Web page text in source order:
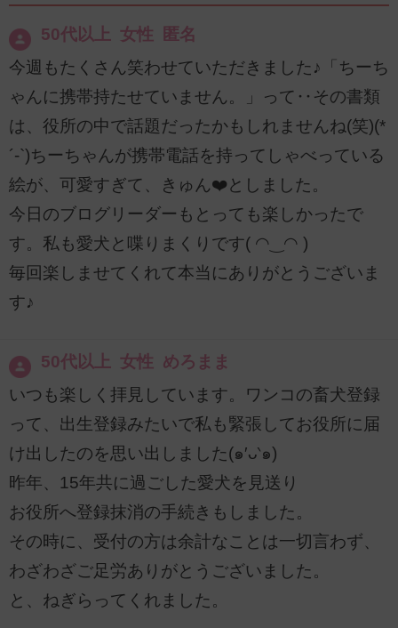
50代以上 女性 匿名
今週もたくさん笑わせていただきました♪「ちーち
ゃんに携帯持たせていません。」って‥その書類
は、役所の中で話題だったかもしれませんね(笑)(*
´-`)ちーちゃんが携帯電話を持ってしゃべっている
絵が、可愛すぎて、きゅん❤️としました。
今日のブログリーダーもとっても楽しかったで
す。私も愛犬と喋りまくりです( ◠‿◠ )
毎回楽しませてくれて本当にありがとうございま
す♪
50代以上 女性 めろまま
いつも楽しく拝見しています。ワンコの畜犬登録
って、出生登録みたいで私も緊張してお役所に届
け出したのを思い出しました(๑′ᴗ‵๑)
昨年、15年共に過ごした愛犬を見送り
お役所へ登録抹消の手続きもしました。
その時に、受付の方は余計なことは一切言わず、
わざわざご足労ありがとうございました。
と、ねぎらってくれました。